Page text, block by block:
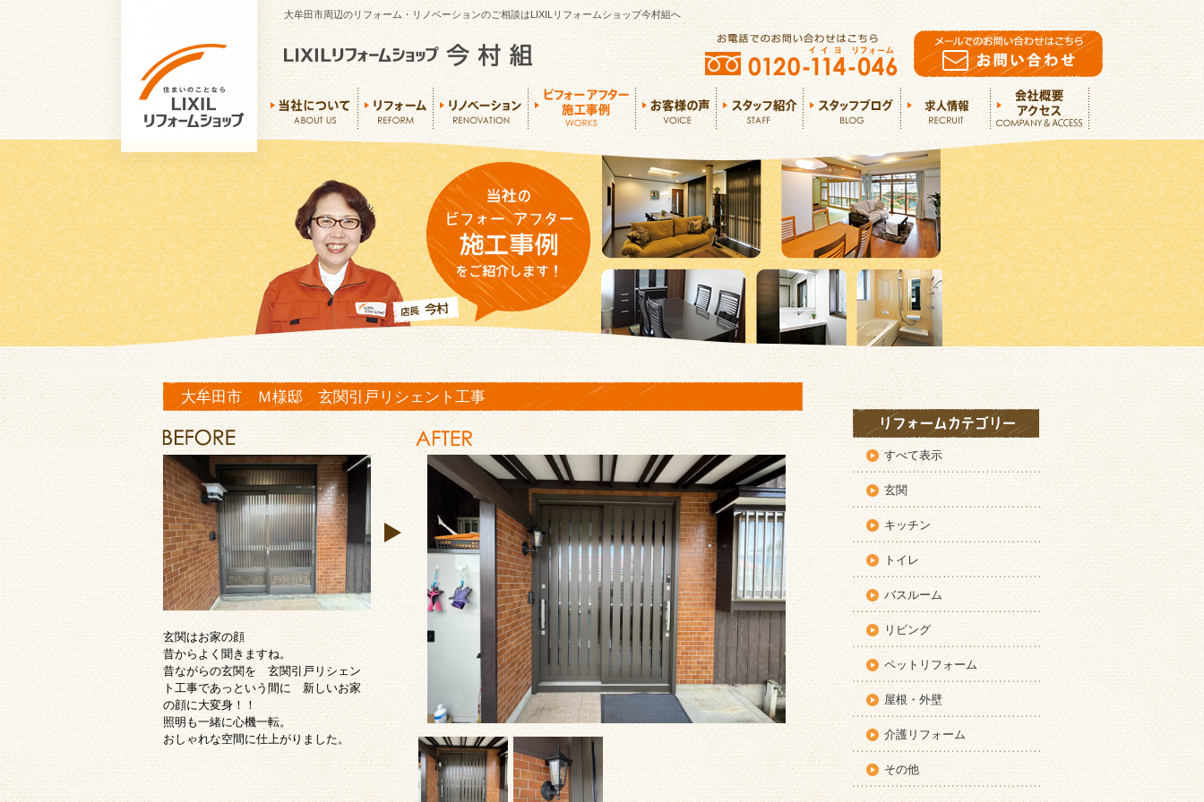
大牟田市周辺のリフォーム・リノベーションのご相談はLIXILリフォームショップ今村組へ
大牟田市 Ｍ様邸 玄関引戸リシェント工事
玄関はお家の顔
昔からよく聞きますね。
昔ながらの玄関を 玄関引戸リシェン
ト工事であっという間に 新しいお家
の顔に大変身！！
照明も一緒に心機一転。
おしゃれな空間に仕上がりました。
すべて表示
玄関
キッチン
トイレ
バスルーム
リビング
ペットリフォーム
屋根・外壁
介護リフォーム
その他